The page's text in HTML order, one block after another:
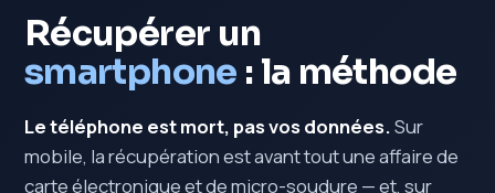
Récupérer un
smartphone : la méthode
Le téléphone est mort, pas vos données.Sur
mobile, la récupération est avant tout une affaire de
carte électronique et de micro-soudure — et, sur